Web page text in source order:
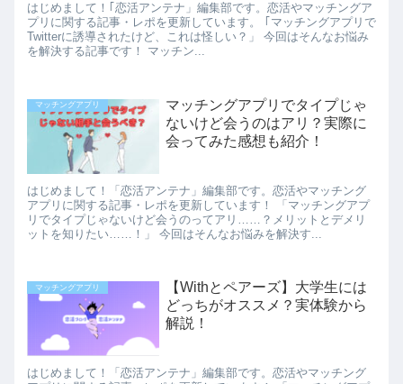
はじめまして！｢恋活アンテナ」編集部です。恋活やマッチングア
プリに関する記事・レポを更新しています。 ｢マッチングアプリで
Twitterに誘導されたけど、これは怪しい？」 今回はそんなお悩み
を解決する記事です！ マッチン...
マッチングアプリ
マッチングアプリでタイプじゃ
ないけど会うのはアリ？実際に
会ってみた感想も紹介！
はじめまして！「恋活アンテナ」編集部です。恋活やマッチング
アプリに関する記事・レポを更新しています！ 「マッチングアプ
リでタイプじゃないけど会うのってアリ……？メリットとデメリ
ットを知りたい……！」 今回はそんなお悩みを解決す...
マッチングアプリ
【Withとペアーズ】大学生には
どっちがオススメ？実体験から
解説！
はじめまして！「恋活アンテナ」編集部です。恋活やマッチング